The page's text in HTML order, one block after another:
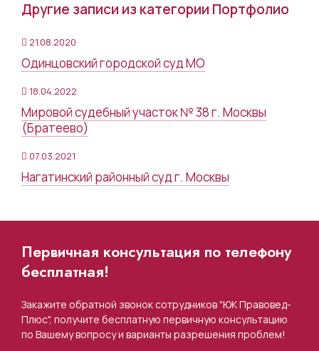
Другие записи из категории Портфолио
21.08.2020
Одинцовский городской суд МО
18.04.2022
Мировой судебный участок № 38 г. Москвы
(Братеево)
07.03.2021
Нагатинский районный суд г. Москвы
Первичная консультация по телефону
бесплатная!
Закажите обратной звонок сотрудников "ЮК Правовед-
Плюс", получите бесплатную первичную консультацию
по Вашему вопросу и варианты разрешения проблем!